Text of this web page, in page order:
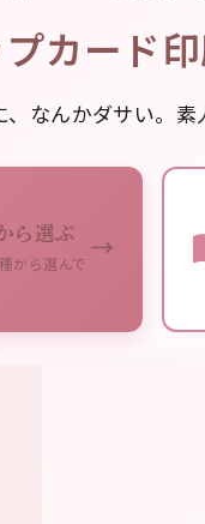
カード
なんかダサい。素
ら選ぶ
から選んで →